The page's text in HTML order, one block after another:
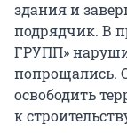
здания и
подрядчик. В
ГРУПП»
попрощались.
освободить
к